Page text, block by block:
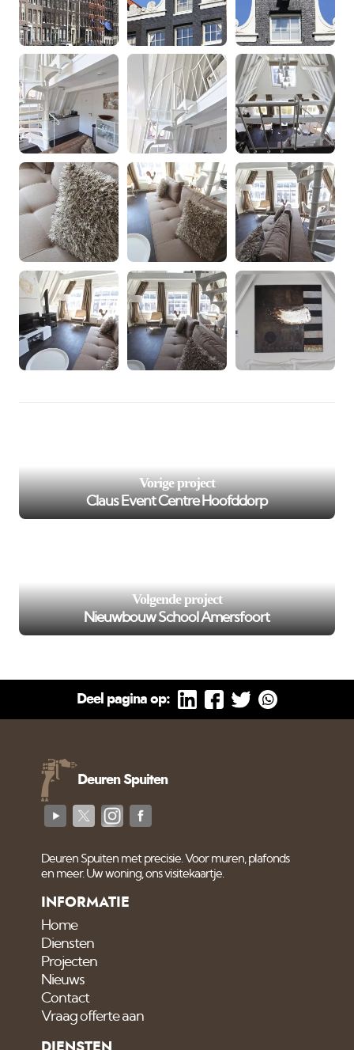
Vorige project
Claus Event Centre Hoofddorp
Volgende project
Nieuwbouw School Amersfoort
Deel pagina op:
Deuren Spuiten
Deuren Spuiten met precisie. Voor muren, plafonds
en meer. Uw woning, ons visitekaartje.
INFORMATIE
Home
Diensten
Projecten
Nieuws
Contact
Vraag offerte aan